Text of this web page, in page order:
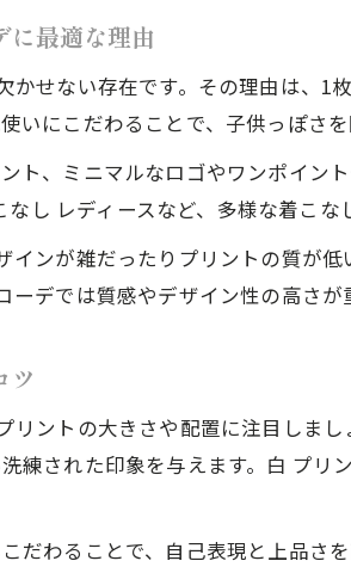
個性的コーデで大人の体型
プリントTシャツコーデ40
大人の個性的コーデに効く
個性的コーデを叶えるゆっ
快適な夏に最適な個性的Tシャ
吸汗速乾素材で個性的コー
に最適な理由
せない存在です。その理由は、1
いにこだわることで、子供っぽさ
ト、ミニマルなロゴやワンポイン
し レディースなど、多様な着こな
ンが雑だったりプリントの質が
デでは質感やデザイン性の高さが
ツ
リントの大きさや配置に注目しま
練された印象を与えます。白 プ
だわることで、自己表現と上品さ